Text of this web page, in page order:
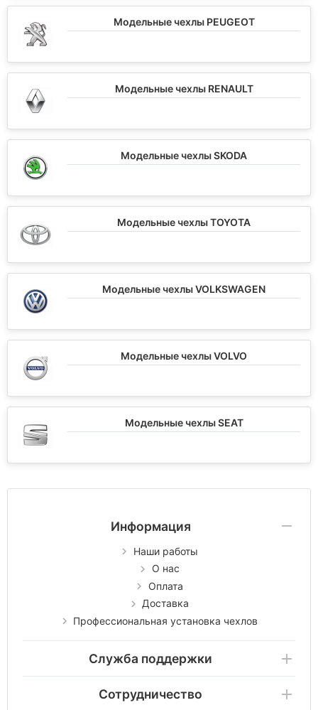
Модельные чехлы PEUGEOT
Модельные чехлы RENAULT
Модельные чехлы SKODA
Модельные чехлы TOYOTA
Модельные чехлы VOLKSWAGEN
Модельные чехлы VOLVO
Модельные чехлы SEAT
Информация
Наши работы
О нас
Оплата
Доставка
Профессиональная установка чехлов
Служба поддержки
Сотрудничество